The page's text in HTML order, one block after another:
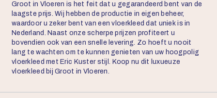
Groot in Vloeren is het feit dat u gegarandeerd bent van de
laagste prijs. Wij hebben de productie in eigen beheer,
waardoor u zeker bent van een vloerkleed dat uniek is in
Nederland. Naast onze scherpe prijzen profiteert u
bovendien ook van een snelle levering. Zo hoeft u nooit
lang te wachten om te kunnen genieten van uw hoogpolig
vloerkleed met Eric Kuster stijl. Koop nu dit luxueuze
vloerkleed bij Groot in Vloeren.